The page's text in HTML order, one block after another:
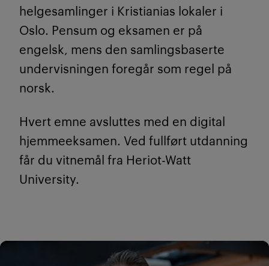
helgesamlinger i Kristianias lokaler i
Oslo. Pensum og eksamen er på
engelsk, mens den samlingsbaserte
undervisningen foregår som regel på
norsk.
Hvert emne avsluttes med en digital
hjemmeeksamen. Ved fullført utdanning
får du vitnemål fra Heriot-Watt
University.